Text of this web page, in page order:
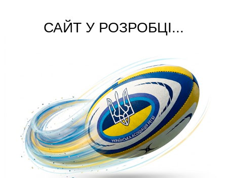
САЙТ У РОЗРОБЦІ...